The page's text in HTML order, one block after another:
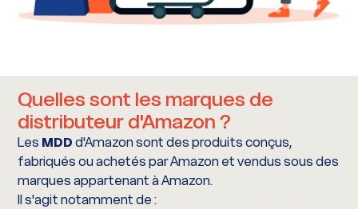
Quelles sont les marques de
distributeur d'Amazon ?
Les MDDd'Amazon sont des produits conçus,
fabriqués ou achetés par Amazon et vendus sous des
marques appartenant à Amazon.
Il s'agit notamment de :